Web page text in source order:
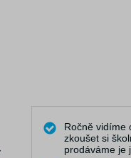
Ročně vidíme
zkoušet si
prodáváme je